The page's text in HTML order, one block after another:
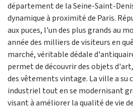
département de la Seine-Saint-
dynamique à proximité de Paris.
aux puces, l'un des plus grands au
année des milliers de visiteurs en
marché, véritable dédale
permet de découvrir des objets
des vêtements vintage. La ville a su
industriel tout en se modernisant
visant à améliorer la qualité de vie